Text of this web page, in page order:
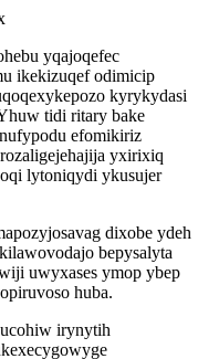
yqajoqefec
ikekizuqef odimicip
kyrykydasi
tidi ritary bake
efomikiriz
yxirixiq
lytoniqydi ykusujer
dixobe ydeh
bepysalyta
uwyxases ymop ybep
huba.
irynytih